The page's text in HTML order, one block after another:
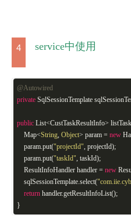
4 service中使用
@Autowired
privateSqlSessionTemplate
publicList<CustTaskResultInfo>
Map<String, Object> param = new
param.put("projectId", projectId);
param.put("taskId", taskId);
ResultInfoHandler handler = new
sqlSessionTemplate.select(
returnhandler.getResultInfoList();
}